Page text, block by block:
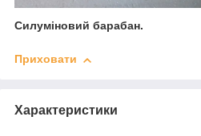
Силуміновий барабан.
Приховати
Характеристики